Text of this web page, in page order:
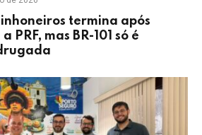
termina após
PRF, mas BR-101 só é